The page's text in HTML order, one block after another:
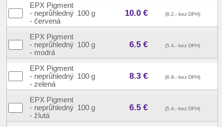
EPX Pigment
- neprůhledný
- červená
100 g 10.0 € (8.2,- bez DPH)
EPX Pigment
- neprůhledný
- modrá
100 g 6.5 € (5.4,- bez DPH)
EPX Pigment
- neprůhledný
- zelená
100 g 8.3 € (6.9,- bez DPH)
EPX Pigment
- neprůhledný
- žlutá
100 g 6.5 € (5.4,- bez DPH)